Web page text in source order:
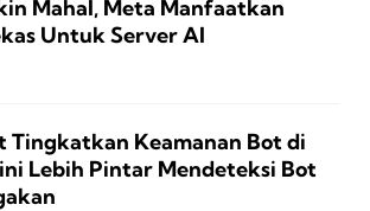
Mahal, Meta Manfaatkan
Untuk Server AI
Tingkatkan Keamanan Bot di
Lebih Pintar Mendeteksi Bot